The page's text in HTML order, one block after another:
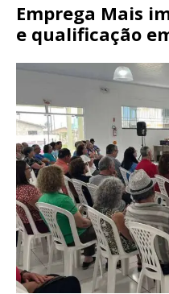
Emprega Mais
e qualificação